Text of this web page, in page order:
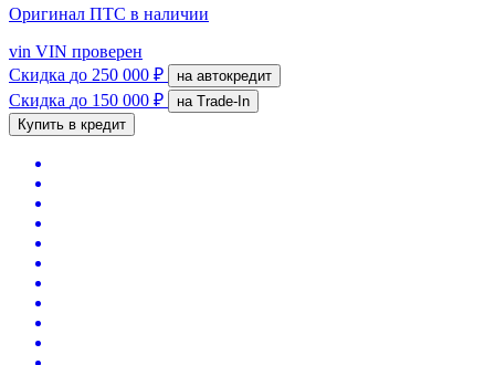
Оригинал ПТС в наличии
vin VIN проверен
Скидка до 250 000 ₽ на автокредит
Скидка до 150 000 ₽
на Trade-In
Купить в кредит